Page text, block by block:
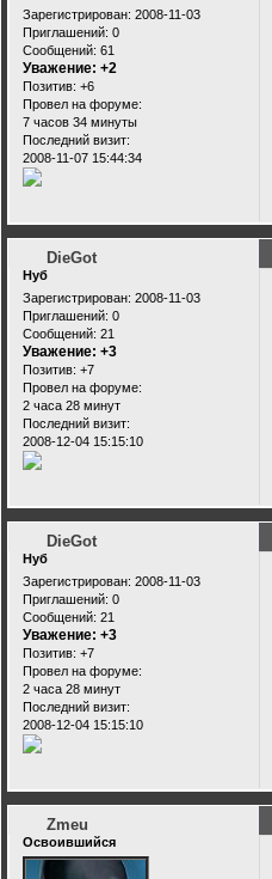
Зарегистрирован: 2008-11-03
Приглашений: 0
Сообщений: 61
Уважение: +2
Позитив: +6
Провел на форуме:
7 часов 34 минуты
Последний визит:
2008-11-07 15:44:34
DieGot
Нуб
Зарегистрирован: 2008-11-03
Приглашений: 0
Сообщений: 21
Уважение: +3
Позитив: +7
Провел на форуме:
2 часа 28 минут
Последний визит:
2008-12-04 15:15:10
DieGot
Нуб
Зарегистрирован: 2008-11-03
Приглашений: 0
Сообщений: 21
Уважение: +3
Позитив: +7
Провел на форуме:
2 часа 28 минут
Последний визит:
2008-12-04 15:15:10
Zmeu
Освоившийся